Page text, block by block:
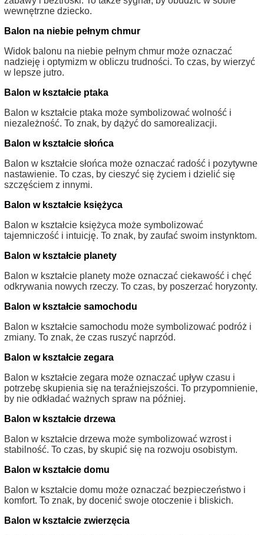
wewnętrzne dziecko.
Balon na niebie pełnym chmur
Widok balonu na niebie pełnym chmur może oznaczać
nadzieję i optymizm w obliczu trudności. To czas, by wierzyć
w lepsze jutro.
Balon w kształcie ptaka
Balon w kształcie ptaka może symbolizować wolność i
niezależność. To znak, by dążyć do samorealizacji.
Balon w kształcie słońca
Balon w kształcie słońca może oznaczać radość i pozytywne
nastawienie. To czas, by cieszyć się życiem i dzielić się
szczęściem z innymi.
Balon w kształcie księżyca
Balon w kształcie księżyca może symbolizować
tajemniczość i intuicję. To znak, by zaufać swoim instynktom.
Balon w kształcie planety
Balon w kształcie planety może oznaczać ciekawość i chęć
odkrywania nowych rzeczy. To czas, by poszerzać horyzonty.
Balon w kształcie samochodu
Balon w kształcie samochodu może symbolizować podróż i
zmiany. To znak, że czas ruszyć naprzód.
Balon w kształcie zegara
Balon w kształcie zegara może oznaczać upływ czasu i
potrzebę skupienia się na teraźniejszości. To przypomnienie,
by nie odkładać ważnych spraw na później.
Balon w kształcie drzewa
Balon w kształcie drzewa może symbolizować wzrost i
stabilność. To czas, by skupić się na rozwoju osobistym.
Balon w kształcie domu
Balon w kształcie domu może oznaczać bezpieczeństwo i
komfort. To znak, by docenić swoje otoczenie i bliskich.
Balon w kształcie zwierzęcia